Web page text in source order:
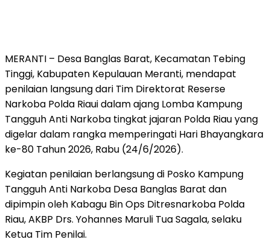
MERANTI – Desa Banglas Barat, Kecamatan Tebing
Tinggi, Kabupaten Kepulauan Meranti, mendapat
penilaian langsung dari Tim Direktorat Reserse
Narkoba Polda Riaui dalam ajang Lomba Kampung
Tangguh Anti Narkoba tingkat jajaran Polda Riau yang
digelar dalam rangka memperingati Hari Bhayangkara
ke-80 Tahun 2026, Rabu (24/6/2026).
Kegiatan penilaian berlangsung di Posko Kampung
Tangguh Anti Narkoba Desa Banglas Barat dan
dipimpin oleh Kabagu Bin Ops Ditresnarkoba Polda
Riau, AKBP Drs. Yohannes Maruli Tua Sagala, selaku
Ketua Tim Penilai.